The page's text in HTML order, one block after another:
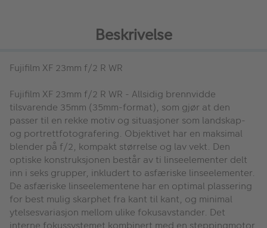
Beskrivelse
Fujifilm XF 23mm f/2 R WR
Fujifilm XF 23mm f/2 R WR - Allsidig brennvidde
tilsvarende 35mm (35mm-format), som gjør at den
passer til en rekke motiv og situasjoner som landskap-
og portrettfotografering. Objektivet har en maksimal
blender på f/2, kompakt størrelse og lav vekt. Den
optiske konstruksjonen består av ti linseelementer delt
inn i seks grupper, inkludert to asfæriske linseelementer.
De asfæriske linseelementene har en optimal plassering
for best mulig skarphet fra kant til kant, og minimal
ytelsesvariasjon mellom ulike fokusavstander. Det
interne fokussystemet kombinert med en steppingmotor